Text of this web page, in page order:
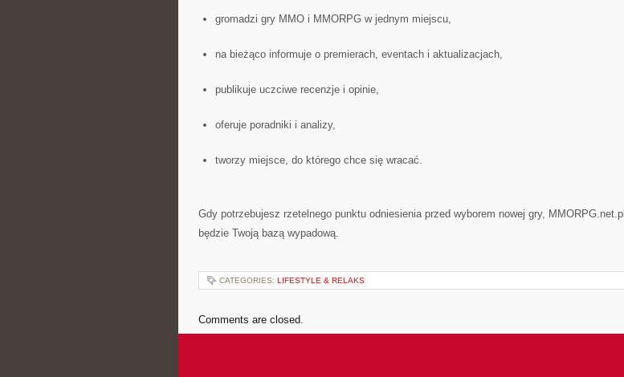
gromadzi gry MMO i MMORPG w jednym miejscu,
na bieżąco informuje o premierach, eventach i aktualizacjach,
publikuje uczciwe recenzje i opinie,
oferuje poradniki i analizy,
tworzy miejsce, do którego chce się wracać.
Gdy potrzebujesz rzetelnego punktu odniesienia przed wyborem nowej gry, MMORPG.net.pl
będzie Twoją bazą wypadową.
CATEGORIES: LIFESTYLE & RELAKS
Comments are closed.